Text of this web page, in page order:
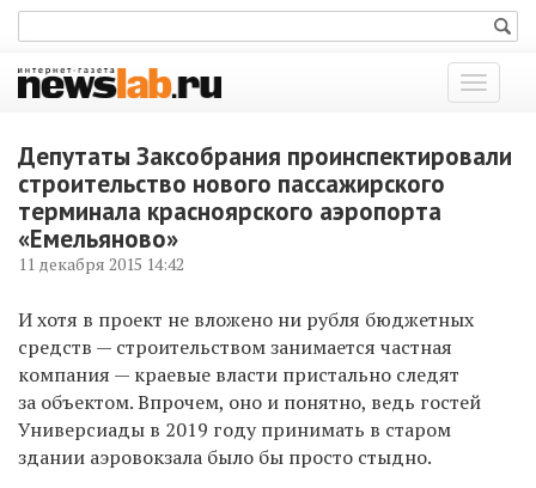
Показать
меню
Депутаты Заксобрания проинспектировали
строительство нового пассажирского
терминала красноярского аэропорта
«Емельяново»
11 декабря 2015 14:42
И хотя в проект не вложено ни рубля бюджетных
средств — строительством занимается частная
компания — краевые власти пристально следят
за объектом. Впрочем, оно и понятно, ведь гостей
Универсиады в 2019 году принимать в старом
здании аэровокзала было бы просто стыдно.